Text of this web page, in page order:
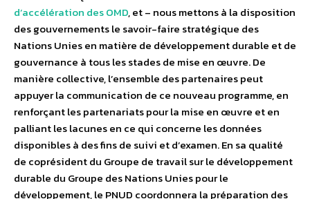
d’accélération des OMD, et – nous mettons à la disposition
des gouvernements le savoir-faire stratégique des
Nations Unies en matière de développement durable et de
gouvernance à tous les stades de mise en œuvre. De
manière collective, l’ensemble des partenaires peut
appuyer la communication de ce nouveau programme, en
renforçant les partenariats pour la mise en œuvre et en
palliant les lacunes en ce qui concerne les données
disponibles à des fins de suivi et d’examen. En sa qualité
de coprésident du Groupe de travail sur le développement
durable du Groupe des Nations Unies pour le
développement, le PNUD coordonnera la préparation des